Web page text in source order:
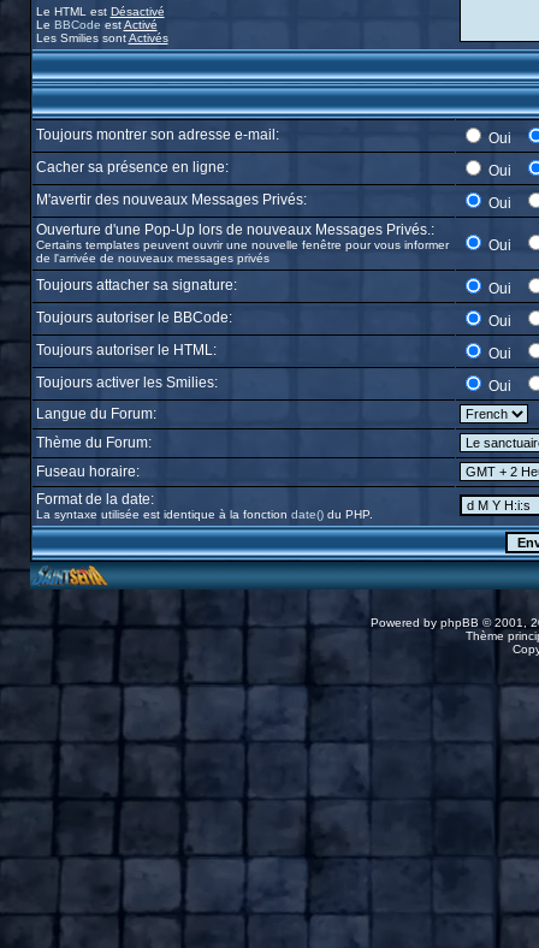
Le HTML est Désactivé
Le BBCode estActivé
Les Smilies sontActivés
Toujours montrer son adresse e-mail:
Oui
Cacher sa présence en ligne:
Oui
M'avertir des nouveaux Messages Privés:
Oui
Ouverture d'une Pop-Up lors de nouveaux Messages Privés.:
Certains templates peuvent ouvrir une nouvelle fenêtre pour vous informer
de l'arrivée de nouveaux messages privés
Oui
Toujours attacher sa signature:
Oui
Toujours autoriser le BBCode:
Oui
Toujours autoriser le HTML:
Oui
Toujours activer les Smilies:
Oui
Langue du Forum:
Thème du Forum:
Fuseau horaire:
Format de la date:
La syntaxe utilisée est identique à la fonction date()du PHP.
Powered by phpBB © 2001,
Thème